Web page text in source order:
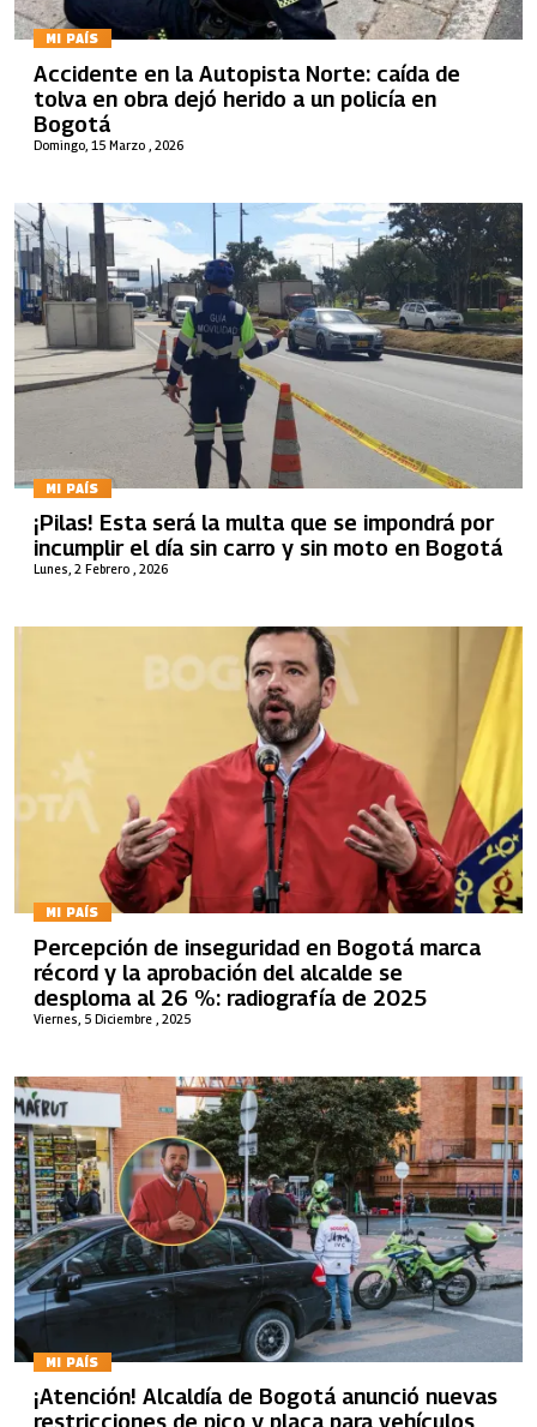
MI PAÍS
Domingo, 15 Marzo , 2026
Accidente en la Autopista Norte: caída de
tolva en obra dejó herido a un policía en
Bogotá
MI PAÍS
Lunes, 2 Febrero , 2026
¡Pilas! Esta será la multa que se impondrá por
incumplir el día sin carro y sin moto en Bogotá
MI PAÍS
Viernes, 5 Diciembre , 2025
Percepción de inseguridad en Bogotá marca
récord y la aprobación del alcalde se
desploma al 26 %: radiografía de 2025
MI PAÍS
¡Atención! Alcaldía de Bogotá anunció nuevas
restricciones de pico y placa para vehículos